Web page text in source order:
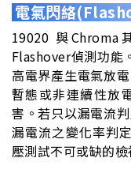
電氣閃絡
19020 與
Flashover偵測功能
高電界產生電氣放
暫態或非連續性放
害。若只以漏電流
漏電流之變化率判
壓測試不可或缺的檢